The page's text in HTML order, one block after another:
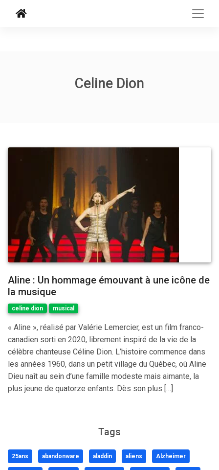
Celine Dion
Aline : Un hommage émouvant à une icône de
la musique
celine dion musical
« Aline », réalisé par Valérie Lemercier, est un film franco-
canadien sorti en 2020, librement inspiré de la vie de la
célèbre chanteuse Céline Dion. L’histoire commence dans
les années 1960, dans un petit village du Québec, où Aline
Dieu naît au sein d’une famille modeste mais aimante, la
plus jeune de quatorze enfants. Dès son plus […]
Tags
25ans abandonware aladdin aliens Alzheimer